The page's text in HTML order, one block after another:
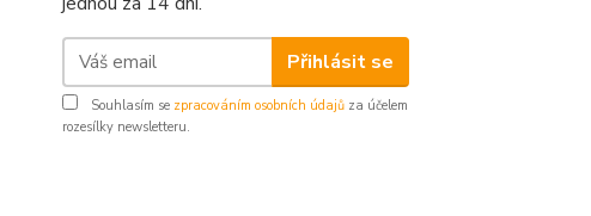
Přihlásit se
Souhlasím se zpracováním osobních údajů za účelem
rozesílky newsletteru.